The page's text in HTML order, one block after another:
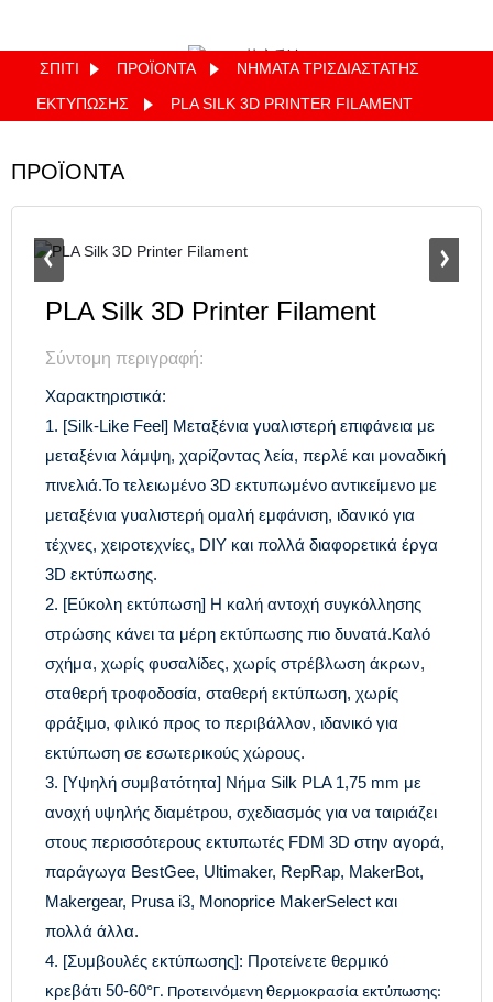
ΣΠΊΤΙ ΠΡΟΪΌΝΤΑ
ΝΉΜΑΤΑ ΤΡΙΣΔΙΆΣΤΑΤΗΣ
ΕΚΤΎΠΩΣΗΣ
PLA SILK 3D PRINTER FILAMENT
ΠΡΟΪΟΝΤΑ
PLA Silk 3D Printer Filament
Σύντομη περιγραφή:
Χαρακτηριστικά:
1. [Silk-Like Feel] Μεταξένια γυαλιστερή επιφάνεια με
μεταξένια λάμψη, χαρίζοντας λεία, περλέ και μοναδική
πινελιά.Το τελειωμένο 3D εκτυπωμένο αντικείμενο με
μεταξένια γυαλιστερή ομαλή εμφάνιση, ιδανικό για
τέχνες, χειροτεχνίες, DIY και πολλά διαφορετικά έργα
3D εκτύπωσης.
2. [Εύκολη εκτύπωση] Η καλή αντοχή συγκόλλησης
στρώσης κάνει τα μέρη εκτύπωσης πιο δυνατά.Καλό
σχήμα, χωρίς φυσαλίδες, χωρίς στρέβλωση άκρων,
σταθερή τροφοδοσία, σταθερή εκτύπωση, χωρίς
φράξιμο, φιλικό προς το περιβάλλον, ιδανικό για
εκτύπωση σε εσωτερικούς χώρους.
3. [Υψηλή συμβατότητα] Νήμα Silk PLA 1,75 mm με
ανοχή υψηλής διαμέτρου, σχεδιασμός για να ταιριάζει
στους περισσότερους εκτυπωτές FDM 3D στην αγορά,
παράγωγα BestGee, Ultimaker, RepRap, MakerBot,
Makergear, Prusa i3, Monoprice MakerSelect και
πολλά άλλα.
4. [Συμβουλές εκτύπωσης]: Προτείνετε θερμικό
κρεβάτι 50-60°Γ. Προτεινόμενη θερμοκρασία εκτύπωσης: